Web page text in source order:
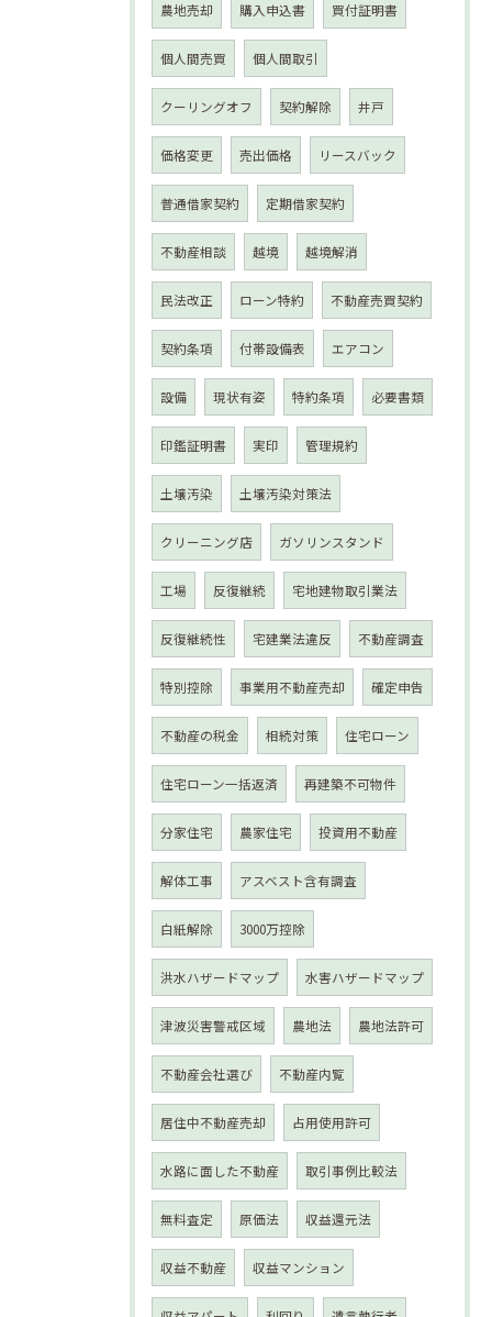
農地売却 購入申込書 買付証明書
個人間売買 個人間取引
クーリングオフ 契約解除 井戸
価格変更 売出価格 リースバック
普通借家契約 定期借家契約
不動産相談 越境 越境解消
民法改正 ローン特約 不動産売買契約
契約条項 付帯設備表 エアコン
設備 現状有姿 特約条項 必要書類
印鑑証明書 実印 管理規約
土壌汚染 土壌汚染対策法
クリーニング店 ガソリンスタンド
工場 反復継続 宅地建物取引業法
反復継続性 宅建業法違反 不動産調査
特別控除 事業用不動産売却 確定申告
不動産の税金 相続対策 住宅ローン
住宅ローン一括返済 再建築不可物件
分家住宅 農家住宅 投資用不動産
解体工事 アスベスト含有調査
白紙解除 3000万控除
洪水ハザードマップ 水害ハザードマップ
津波災害警戒区域 農地法 農地法許可
不動産会社選び 不動産内覧
居住中不動産売却 占用使用許可
水路に面した不動産 取引事例比較法
無料査定 原価法 収益還元法
収益不動産 収益マンション